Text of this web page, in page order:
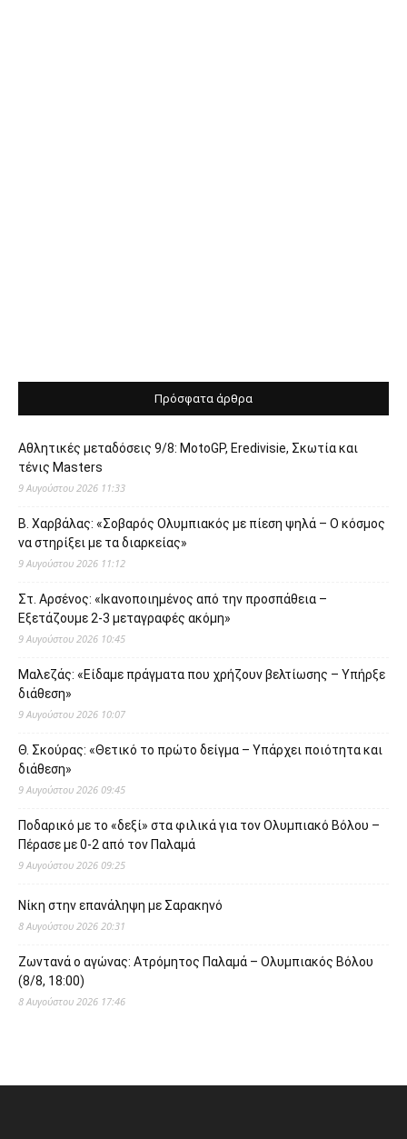
Πρόσφατα άρθρα
Αθλητικές μεταδόσεις 9/8: MotoGP, Eredivisie, Σκωτία και
τένις Masters
9 Αυγούστου 2026 11:33
Β. Χαρβάλας: «Σοβαρός Ολυμπιακός με πίεση ψηλά – Ο κόσμος
να στηρίξει με τα διαρκείας»
9 Αυγούστου 2026 11:12
Στ. Αρσένος: «Ικανοποιημένος από την προσπάθεια –
Εξετάζουμε 2-3 μεταγραφές ακόμη»
9 Αυγούστου 2026 10:45
Μαλεζάς: «Είδαμε πράγματα που χρήζουν βελτίωσης – Υπήρξε
διάθεση»
9 Αυγούστου 2026 10:07
Θ. Σκούρας: «Θετικό το πρώτο δείγμα – Υπάρχει ποιότητα και
διάθεση»
9 Αυγούστου 2026 09:45
Ποδαρικό με το «δεξί» στα φιλικά για τον Ολυμπιακό Βόλου –
Πέρασε με 0-2 από τον Παλαμά
9 Αυγούστου 2026 09:25
Νίκη στην επανάληψη με Σαρακηνό
8 Αυγούστου 2026 20:31
Ζωντανά ο αγώνας: Ατρόμητος Παλαμά – Ολυμπιακός Βόλου
(8/8, 18:00)
8 Αυγούστου 2026 17:46